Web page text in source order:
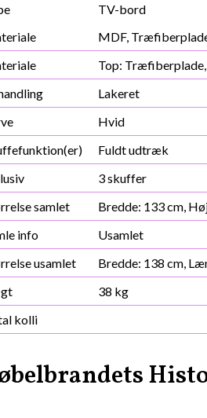
TV-bord
MDF,
Top:
Lakeret
Hvid
Fuldt udtræk
3 skuffer
samlet
Bredde: 133 cm,
info
Usamlet
usamlet
Bredde: 138 cm,
38 kg
kolli